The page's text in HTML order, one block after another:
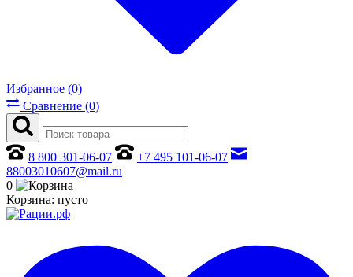
Избранное (0)
Сравнение (0)
8 800 301-06-07
+7 495 101-06-07
88003010607@mail.ru
0
Корзина: пусто